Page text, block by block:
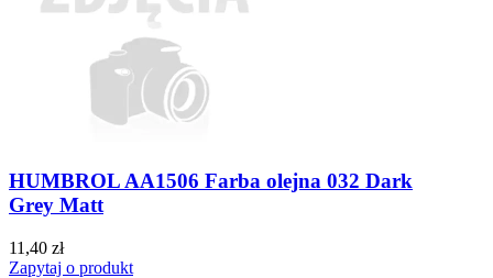
HUMBROL AA1506 Farba olejna 032 Dark
Grey Matt
11,40 zł
Zapytaj o produkt